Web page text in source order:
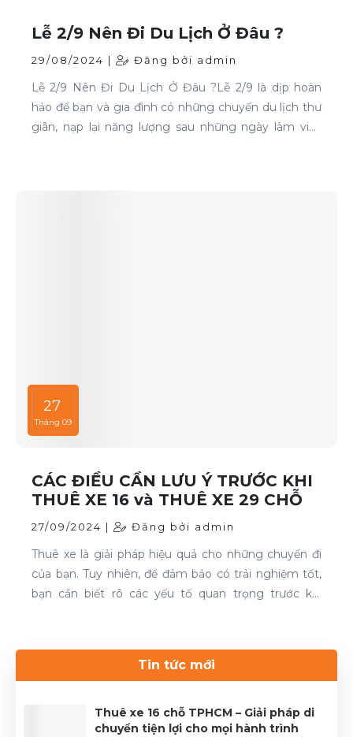
Lễ 2/9 Nên Đi Du Lịch Ở Đâu ?
29/08/2024 | Đăng bởi admin
Lễ 2/9 Nên Đi Du Lịch Ở Đâu ?Lễ 2/9 là dịp hoàn
hảo để bạn và gia đình có những chuyến du lịch thư
giãn, nạp lại năng lượng sau những ngày làm việc
27
Tháng 09
CÁC ĐIỀU CẦN LƯU Ý TRƯỚC KHI
THUÊ XE 16 và THUÊ XE 29 CHỖ
27/09/2024 | Đăng bởi admin
Thuê xe là giải pháp hiệu quả cho những chuyến đi
của bạn. Tuy nhiên, để đảm bảo có trải nghiệm tốt,
bạn cần biết rõ các yếu tố quan trọng trước khi
dịch vụ thuê xe uy tín, hãy liên hệ với Thuê xe Phong
Cảnh để được phục vụ tốt nhất.Liên hệ 0899 78
Tin tức mới
Thuê xe 16 chỗ TPHCM – Giải pháp di
chuyển tiện lợi cho mọi hành trình